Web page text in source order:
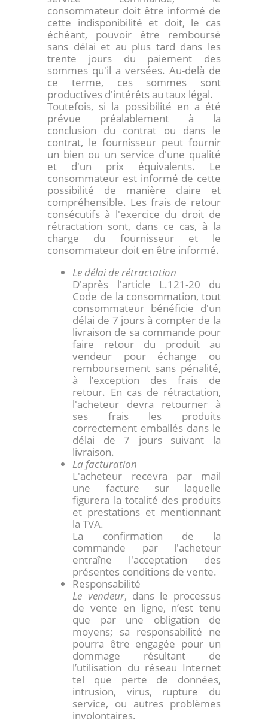
consommateur doit être informé de
cette indisponibilité et doit, le cas
échéant, pouvoir être remboursé
sans délai et au plus tard dans les
trente jours du paiement des
sommes qu'il a versées. Au-delà de
ce terme, ces sommes sont
productives d'intérêts au taux légal.
Toutefois, si la possibilité en a été
prévue préalablement à la
conclusion du contrat ou dans le
contrat, le fournisseur peut fournir
un bien ou un service d'une qualité
et d'un prix équivalents. Le
consommateur est informé de cette
possibilité de manière claire et
compréhensible. Les frais de retour
consécutifs à l'exercice du droit de
rétractation sont, dans ce cas, à la
charge du fournisseur et le
consommateur doit en être informé.
Le délai de rétractation
D'après l'article L.121-20 du
Code de la consommation, tout
consommateur bénéficie d'un
délai de 7 jours à compter de la
livraison de sa commande pour
faire retour du produit au
vendeur pour échange ou
remboursement sans pénalité,
à l’exception des frais de
retour. En cas de rétractation,
l'acheteur devra retourner à
ses frais les produits
correctement emballés dans le
délai de 7 jours suivant la
livraison.
La facturation
L'acheteur recevra par mail
une facture sur laquelle
figurera la totalité des produits
et prestations et mentionnant
la TVA.
La confirmation de la
commande par l'acheteur
entraîne l'acceptation des
présentes conditions de vente.
Responsabilité
Le vendeur, dans le processus
de vente en ligne, n’est tenu
que par une obligation de
moyens; sa responsabilité ne
pourra être engagée pour un
dommage résultant de
l’utilisation du réseau Internet
tel que perte de données,
intrusion, virus, rupture du
service, ou autres problèmes
involontaires.